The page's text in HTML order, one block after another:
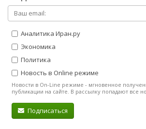
Аналитика Иран.ру
Экономика
Политика
Новость в Online режиме
Новости в On-Line режиме - мгновенное
публикации на сайте. В рассылку попадают все
Подписаться